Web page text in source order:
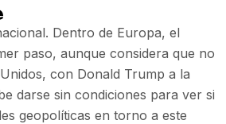
Dentro de Europa, el
paso, aunque considera que no
con Donald Trump a la
darse sin condiciones para ver si
geopolíticas en torno a este